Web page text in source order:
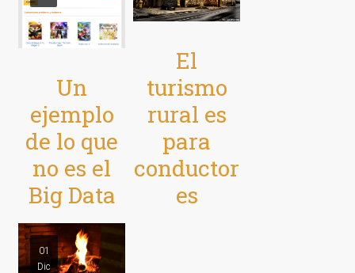
Un
ejemplo
de lo que
no es el
Big Data
El
turismo
rural es
para
conductor
es
01
Dic